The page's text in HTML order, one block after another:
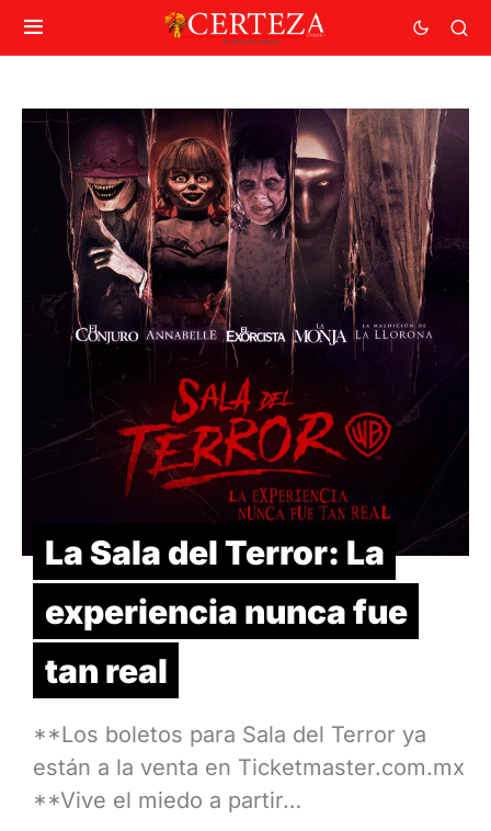
La Sala del Terror: La
experiencia nunca fue
tan real
**Los boletos para Sala del Terror ya
están a la venta en Ticketmaster.com.mx
**Vive el miedo a partir…